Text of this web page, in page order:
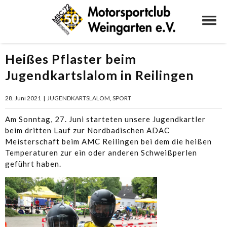
Heißes Pflaster beim
Jugendkartslalom in Reilingen
28. Juni 2021 | JUGENDKARTSLALOM, SPORT
Am Sonntag, 27. Juni starteten unsere Jugendkartler
beim dritten Lauf zur Nordbadischen ADAC
Meisterschaft beim AMC Reilingen bei dem die heißen
Temperaturen zur ein oder anderen Schweißperlen
geführt haben.